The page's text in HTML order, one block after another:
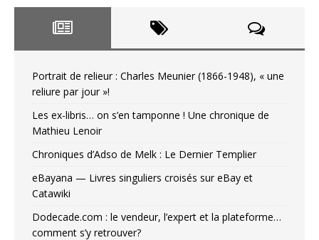
Portrait de relieur : Charles Meunier (1866-1948), « une
reliure par jour »!
Les ex-libris… on s’en tamponne ! Une chronique de
Mathieu Lenoir
Chroniques d’Adso de Melk : Le Dernier Templier
eBayana — Livres singuliers croisés sur eBay et
Catawiki
Dodecade.com : le vendeur, l’expert et la plateforme…
comment s’y retrouver?